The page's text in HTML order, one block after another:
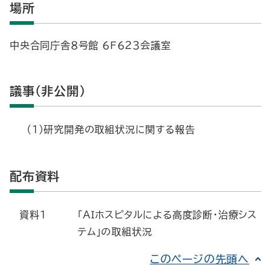
場所
中央合同庁舎８号館 ６Ｆ６２３会議室
議事（非公開）
(１)研究開発の取組状況に関する報告
配布資料
資料１
「ＡＩホスピタルによる高度診断・治療シス
テム」の取組状況
このページの先頭へ